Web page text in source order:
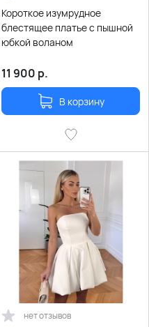
Короткое изумрудное
блестящее платье с пышной
юбкой воланом
11 900 р.
В корзину
нет отзывов